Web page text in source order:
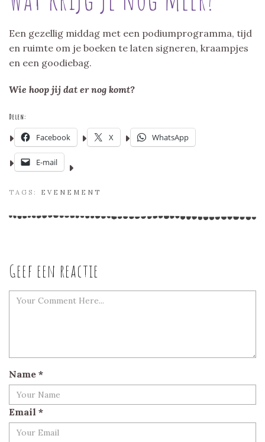
Een gezellig middag met een podiumprogramma, tijd
en ruimte om je boeken te laten signeren, kraampjes
en een goodiebag.
Wie hoop jij dat er nog komt?
Delen:
Facebook X WhatsApp
E-mail
TAGS: EVENEMENT
Geef een reactie
Name *
Email *